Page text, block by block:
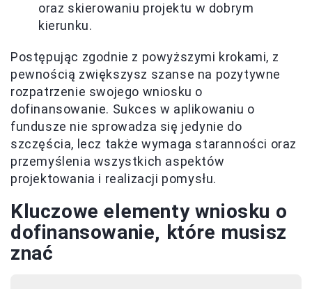
oraz skierowaniu projektu w dobrym
kierunku.
Postępując zgodnie z powyższymi krokami, z
pewnością zwiększysz szanse na pozytywne
rozpatrzenie swojego wniosku o
dofinansowanie. Sukces w aplikowaniu o
fundusze nie sprowadza się jedynie do
szczęścia, lecz także wymaga staranności oraz
przemyślenia wszystkich aspektów
projektowania i realizacji pomysłu.
Kluczowe elementy wniosku o
dofinansowanie, które musisz
znać